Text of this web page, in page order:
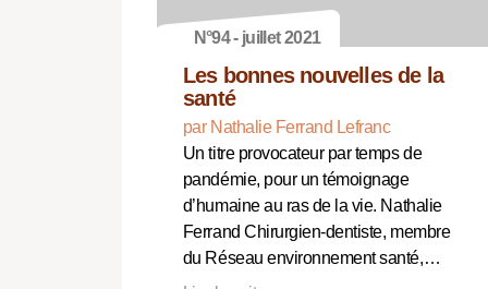
N°94 - juillet 2021
Les bonnes nouvelles de la
santé
par Nathalie Ferrand Lefranc
Un titre provocateur par temps de
pandémie, pour un témoignage
d’humaine au ras de la vie. Nathalie
Ferrand Chirurgien-dentiste, membre
du Réseau environnement santé,…